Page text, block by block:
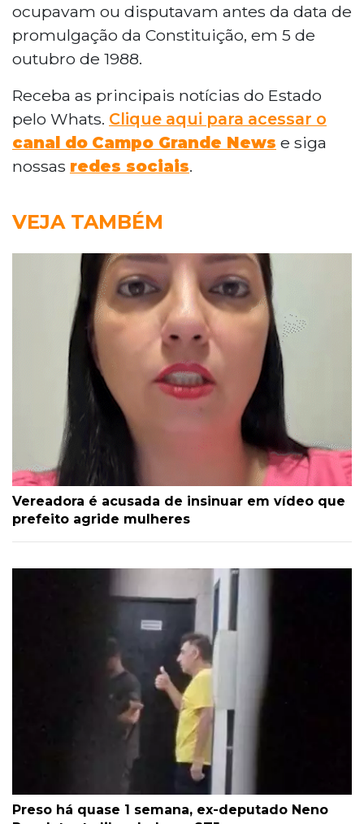
ocupavam ou disputavam antes da data de
promulgação da Constituição, em 5 de
outubro de 1988.
Receba as principais notícias do Estado
pelo Whats. Clique aqui para acessar o
canal do Campo Grande News e siga
nossas redes sociais.
VEJA TAMBÉM
Vereadora é acusada de insinuar em vídeo que
prefeito agride mulheres
Preso há quase 1 semana, ex-deputado Neno